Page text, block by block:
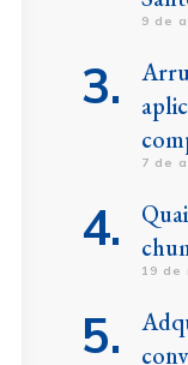
9 de
7 de
19 de